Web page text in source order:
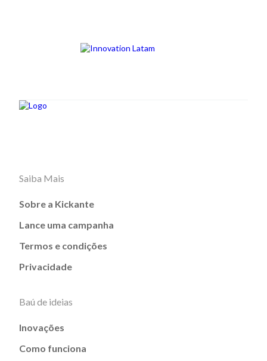
Saiba Mais
Sobre a Kickante
Lance uma campanha
Termos e condições
Privacidade
Baú de ideias
Inovações
Como funciona